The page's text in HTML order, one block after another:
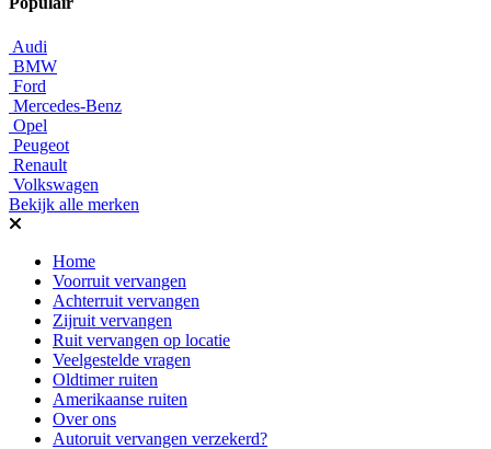
Audi
BMW
Ford
Mercedes-Benz
Opel
Peugeot
Renault
Volkswagen
Bekijk alle merken
Home
Voorruit vervangen
Achterruit vervangen
Zijruit vervangen
Ruit vervangen op locatie
Veelgestelde vragen
Oldtimer ruiten
Amerikaanse ruiten
Over ons
Autoruit vervangen verzekerd?